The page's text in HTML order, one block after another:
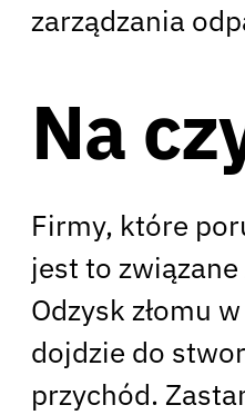
zarządzania
Na
Firmy, które
jest to
Odzysk złomu
dojdzie do
przychód.